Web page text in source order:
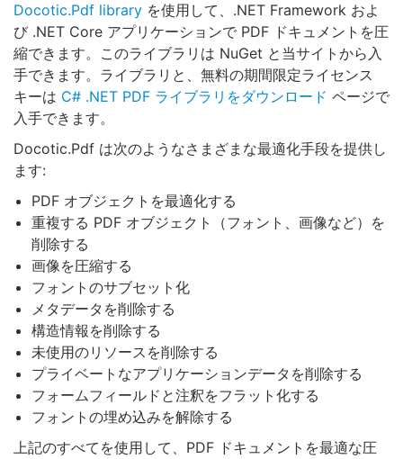
Docotic.Pdf library を使用して、.NET Framework およ
び .NET Core アプリケーションで PDF ドキュメントを圧
縮できます。このライブラリは NuGet と当サイトから入
手できます。ライブラリと、無料の期間限定ライセンス
キーは C# .NET PDF ライブラリをダウンロード ページで
入手できます。
Docotic.Pdf は次のようなさまざまな最適化手段を提供し
ます:
PDF オブジェクトを最適化する
重複する PDF オブジェクト（フォント、画像など）を
削除する
画像を圧縮する
フォントのサブセット化
メタデータを削除する
構造情報を削除する
未使用のリソースを削除する
プライベートなアプリケーションデータを削除する
フォームフィールドと注釈をフラット化する
フォントの埋め込みを解除する
上記のすべてを使用して、PDF ドキュメントを最適な圧